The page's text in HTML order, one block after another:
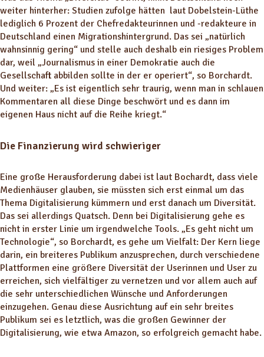
weiter hinterher: Studien zufolge hätten laut Dobelstein-Lüthe
lediglich 6 Prozent der Chefredakteurinnen und -redakteure in
Deutschland einen Migrationshintergrund. Das sei „natürlich
wahnsinnig gering“ und stelle auch deshalb ein riesiges Problem
dar, weil „Journalismus in einer Demokratie auch die
Gesellschaft abbilden sollte in der er operiert“, so Borchardt.
Und weiter: „Es ist eigentlich sehr traurig, wenn man in schlauen
Kommentaren all diese Dinge beschwört und es dann im
eigenen Haus nicht auf die Reihe kriegt.“
Die Finanzierung wird schwieriger
Eine große Herausforderung dabei ist laut Bochardt, dass viele
Medienhäuser glauben, sie müssten sich erst einmal um das
Thema Digitalisierung kümmern und erst danach um Diversität.
Das sei allerdings Quatsch. Denn bei Digitalisierung gehe es
nicht in erster Linie um irgendwelche Tools. „Es geht nicht um
Technologie“, so Borchardt, es gehe um Vielfalt: Der Kern liege
darin, ein breiteres Publikum anzusprechen, durch verschiedene
Plattformen eine größere Diversität der Userinnen und User zu
erreichen, sich vielfältiger zu vernetzen und vor allem auch auf
die sehr unterschiedlichen Wünsche und Anforderungen
einzugehen. Genau diese Ausrichtung auf ein sehr breites
Publikum sei es letztlich, was die großen Gewinner der
Digitalisierung, wie etwa Amazon, so erfolgreich gemacht habe.